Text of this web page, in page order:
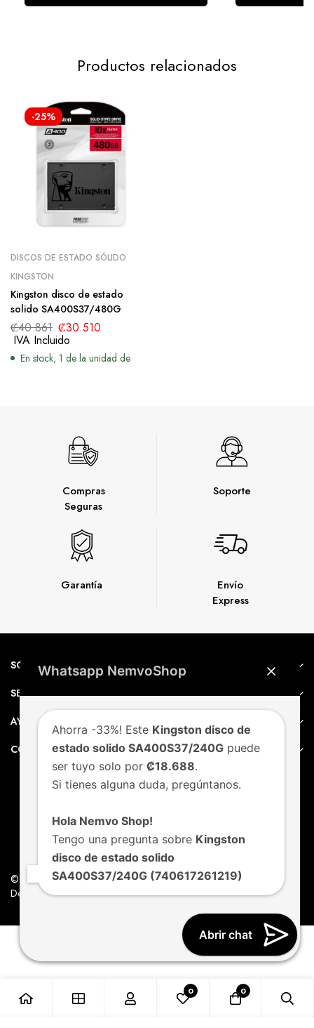
Productos relacionados
-25%
DISCOS DE ESTADO SÓLIDO
KINGSTON
Kingston disco de estado
solido SA400S37/480G
₡40.861 ₡30.510
IVA Incluido
En stock, 1 de la unidad de
Garantía
Compras
Seguras
Envío
Express
Soporte
SOBRE NEMVO
SERVICIO AL CLIENTE
AYUDA
CONTACTO
© Nemvo. Todos los derechos Reservados.
Design by Nemvo Agency
0 0
Whatsapp NemvoShop
Ahorra -33%! Este Kingston disco de
estado solido SA400S37/240G puede
ser tuyo solo por ₡18.688.
Si tienes alguna duda, pregúntanos.
Hola Nemvo Shop!
Tengo una pregunta sobre Kingston
disco de estado solido
SA400S37/240G (740617261219)
Abrir chat